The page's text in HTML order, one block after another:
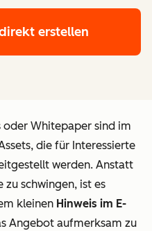
erstellen
oder Whitepaper sind im
die für Interessierte
werden. Anstatt
schwingen, ist es
kleinen Hinweis im E-
Angebot aufmerksam zu